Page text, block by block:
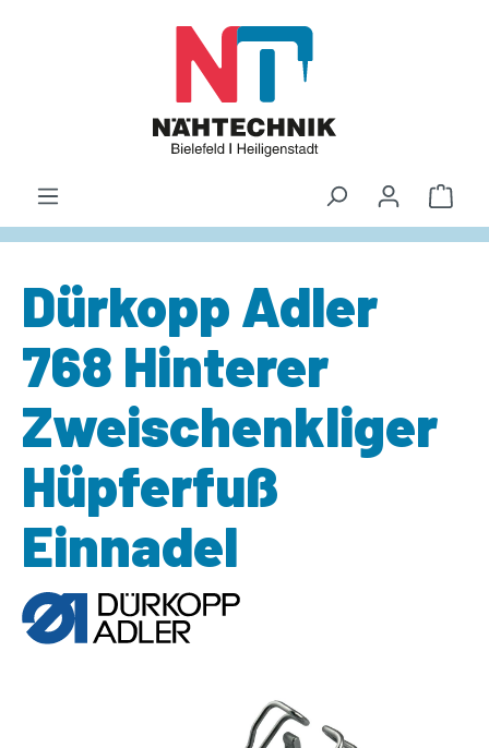
Dürkopp Adler
768 Hinterer
Zweischenkliger
Hüpferfuß
Einnadel